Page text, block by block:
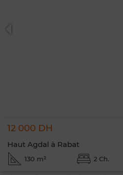
12 000 DH
Haut Agdal à Rabat
130 m² 2 Ch.